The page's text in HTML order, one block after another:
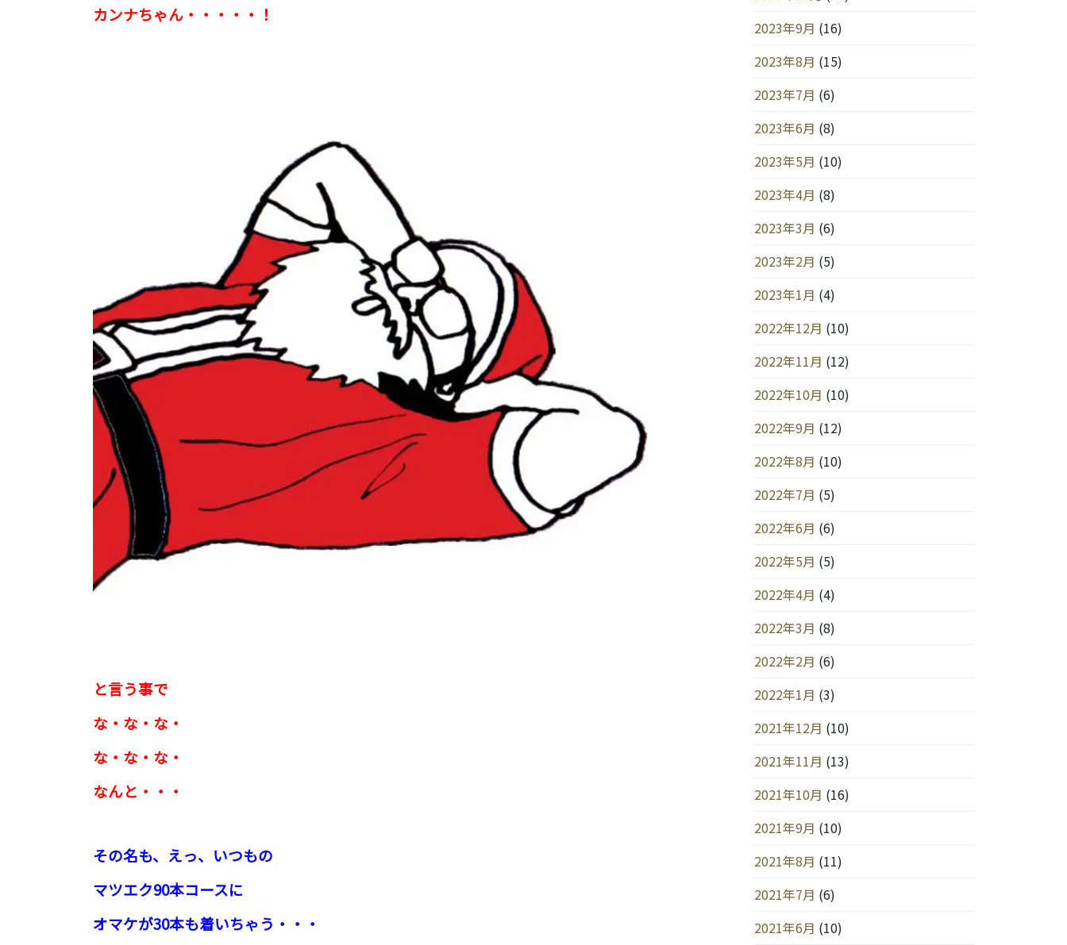
カンナちゃん・・・・・！
と言う事で
な・な・な・
な・な・な・
なんと・・・
その名も、えっ、いつもの
マツエク90本コースに
オマケが30本も着いちゃう・・・
2023年9月 (16)
2023年8月 (15)
2023年7月 (6)
2023年6月 (8)
2023年5月 (10)
2023年4月 (8)
2023年3月 (6)
2023年2月 (5)
2023年1月 (4)
2022年12月 (10)
2022年11月 (12)
2022年10月 (10)
2022年9月 (12)
2022年8月 (10)
2022年7月 (5)
2022年6月 (6)
2022年5月 (5)
2022年4月 (4)
2022年3月 (8)
2022年2月 (6)
2022年1月 (3)
2021年12月 (10)
2021年11月 (13)
2021年10月 (16)
2021年9月 (10)
2021年8月 (11)
2021年7月 (6)
2021年6月 (10)